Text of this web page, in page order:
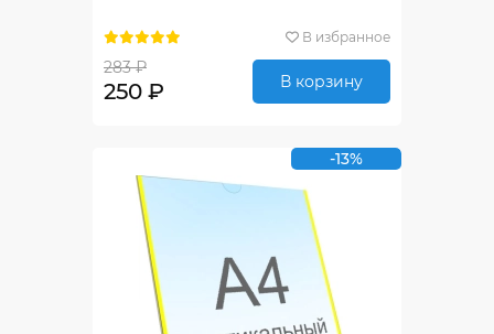
В избранное
283 ₽
250 ₽ В корзину
-13%